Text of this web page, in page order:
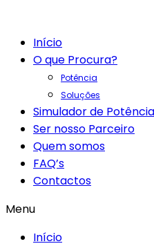
Início
O que Procura?
Potência
Soluções
Simulador de Potência
Ser nosso Parceiro
Quem somos
FAQ’s
Contactos
Menu
Início